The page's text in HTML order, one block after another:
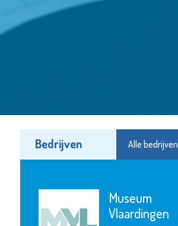
Bedrijven Alle bedrijven
Museum
Vlaardingen